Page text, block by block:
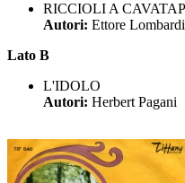
RICCIOLI A
Autori: Ettore
Lato B
L'IDOLO
Autori: Herbert Pagani